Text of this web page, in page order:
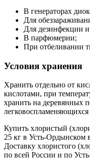
В генераторах
Для
Для дезинфекции
В парфюмерии;
При отбеливании
Условия хранения
Хранить отдельно от
кислотами, при
хранить на деревянных
легковоспламеняющихся
Купить хлористый
25 кг в Усть-Ордынском
Доставку хлористого
по всей России и по